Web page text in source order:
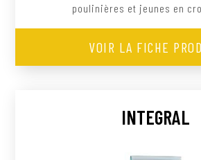
poulinières et jeunes en
VOIR LA FICHE
INTEGRAL